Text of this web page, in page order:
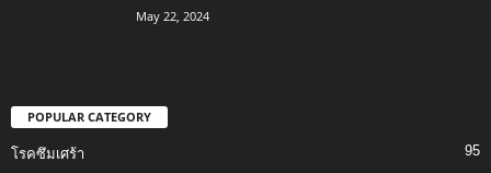
May 22, 2024
POPULAR CATEGORY
โรคซึมเศร้า 95